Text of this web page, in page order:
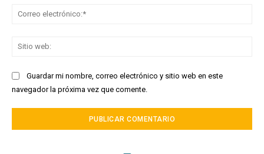
Guardar mi nombre, correo electrónico y sitio web en este
navegador la próxima vez que comente.